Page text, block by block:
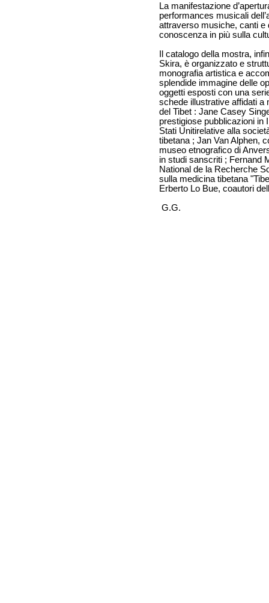
La manifestazione
performances musicali
attraverso musiche, canti e
conoscenza in più sulla
Il catalogo della mostra,
Skira, è organizzato e
monografia artistica e
splendide immagine delle
oggetti esposti con una
schede illustrative affidati a
del Tibet : Jane Casey
prestigiose pubblicazioni in
Stati Unitirelative alla
tibetana ; Jan Van Alphen,
museo etnografico di
in studi sanscriti ; Fernand
National de la Recherche
sulla medicina tibetana
Erberto Lo Bue, coautori
G.G.